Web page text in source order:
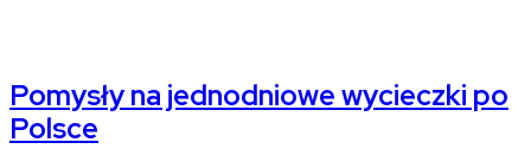
Pomysły na jednodniowe wycieczki po
Polsce